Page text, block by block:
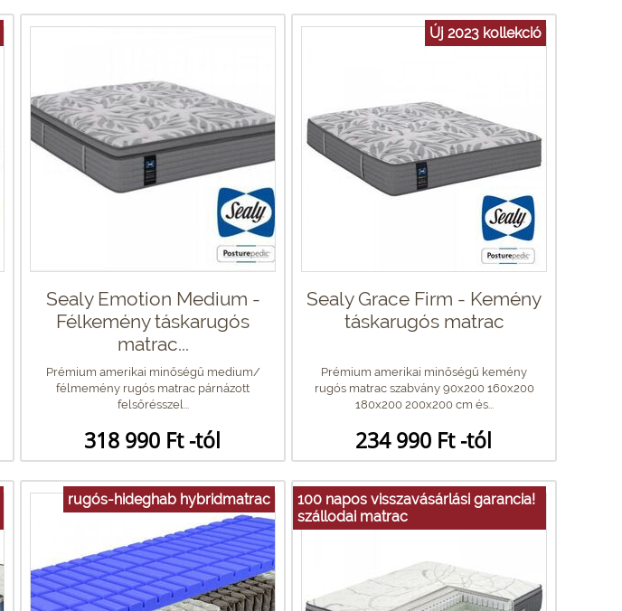
Sealy Emotion Medium -
Félkemény táskarugós
matrac...
Prémium amerikai minőségű medium/
félmemény rugós matrac párnázott
felsőrésszel...
318 990 Ft -tól
Új 2023 kollekció
Sealy Grace Firm - Kemény
táskarugós matrac
Prémium amerikai minőségű kemény
rugós matrac szabvány 90x200 160x200
180x200 200x200 cm és...
234 990 Ft -tól
rugós-hideghab hybridmatrac
100 napos visszavásárlási garancia!
szállodai matrac